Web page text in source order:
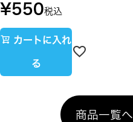
¥550税込
カートに入れ
る
商品一覧へ